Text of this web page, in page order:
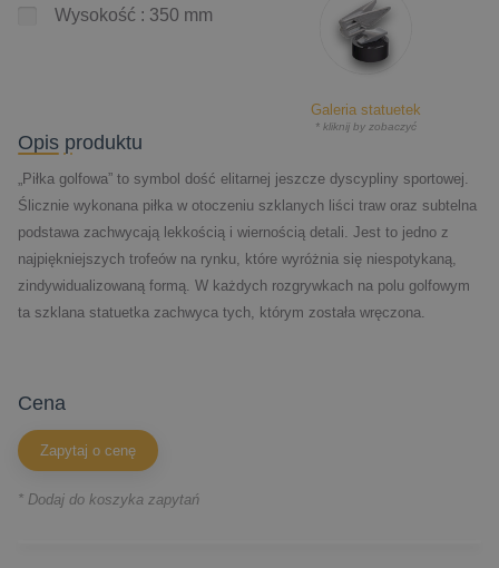
Wysokość : 350 mm
Galeria statuetek
* kliknij by zobaczyć
Opis produktu
„Piłka golfowa” to symbol dość elitarnej jeszcze dyscypliny sportowej.
Ślicznie wykonana piłka w otoczeniu szklanych liści traw oraz subtelna
podstawa zachwycają lekkością i wiernością detali. Jest to jedno z
najpiękniejszych trofeów na rynku, które wyróżnia się niespotykaną,
zindywidualizowaną formą. W każdych rozgrywkach na polu golfowym
ta szklana statuetka zachwyca tych, którym została wręczona.
cena
Zapytaj o cenę
* Dodaj do koszyka zapytań